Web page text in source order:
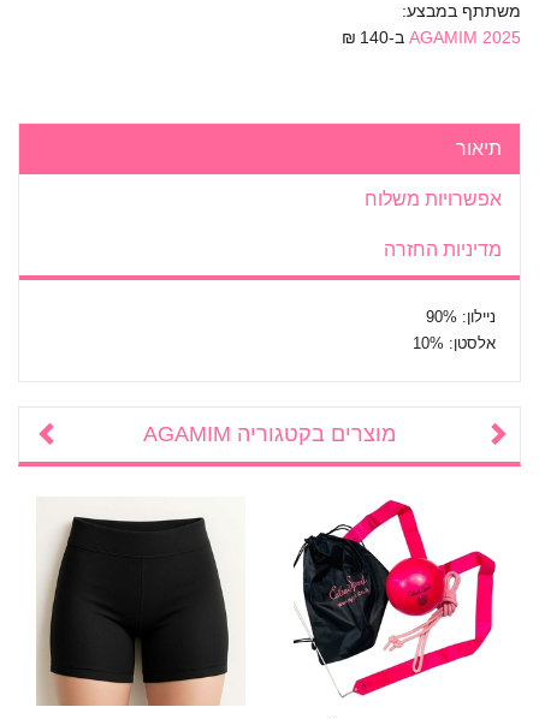
משתתף במבצע:
AGAMIM 2025 ב-140 ₪
תיאור
אפשרויות משלוח
מדיניות החזרה
ניילון: 90%
אלסטן: 10%
מוצרים בקטגוריה AGAMIM